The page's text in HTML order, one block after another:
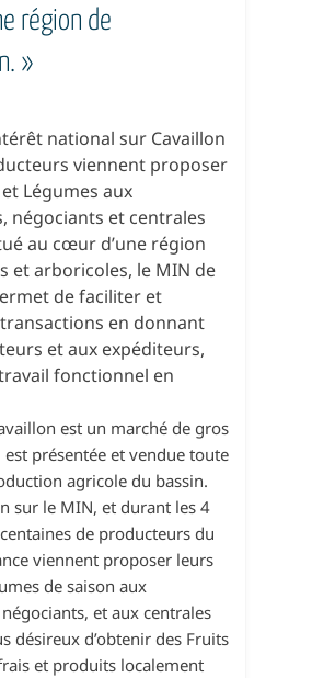
région de
»
national sur Cavaillon
viennent proposer
Légumes aux
négociants et centrales
au cœur d’une région
et arboricoles, le MIN de
de faciliter et
en donnant
et aux expéditeurs,
fonctionnel en
est un marché de gros
présentée et vendue toute
agricole du bassin.
sur le MIN, et durant les 4
de producteurs du
viennent proposer leurs
de saison aux
et aux centrales
désireux d’obtenir des Fruits
et produits localement